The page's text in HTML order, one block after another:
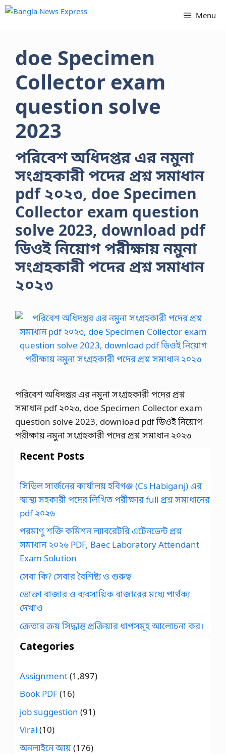
Skip
Menu
doe Specimen
Collector exam
question solve
2023
পরিবেশ অধিদপ্তর এর নমুনা
সংগ্রহকারী পদের প্রশ্ন সমাধান
pdf ২০২৩, doe Specimen
Collector exam question
solve 2023, download pdf
ডিওই নিয়োগ পরীক্ষায় নমুনা
সংগ্রহকারী পদের প্রশ্ন সমাধান
২০২৩
পরিবেশ অধিদপ্তর এর নমুনা সংগ্রহকারী পদের প্রশ্ন
সমাধান pdf ২০২৩, doe Specimen Collector exam
question solve 2023, download pdf ডিওই নিয়োগ
পরীক্ষায় নমুনা সংগ্রহকারী পদের প্রশ্ন সমাধান ২০২৩
Recent Posts
সিভিল সার্জনের কার্যালয় হবিগঞ্জ (Cs Habiganj) এর
স্বাস্থ্য সহকারী পদের লিখিত পরীক্ষার full প্রশ্ন সমাধানের
pdf ২০২৬
পরমাণু শক্তি কমিশন ল্যাবরেটরি এটেনডেন্ট প্রশ্ন
সমাধান ২০২৬ PDF, Baec Laboratory Attendant
Exam Solution
সেবা কি? সেবার বৈশিষ্ট্য ও গুরুত্ব
ভোক্তা বাজার ও ব্যবসায়িক বাজারের মধ্যে পার্থক্য
দেখাও
ক্রেতার ক্রয় সিদ্ধান্ত প্রক্রিয়ার ধাপসমূহ আলোচনা কর।
Categories
Assignment(1,897)
Book PDF(16)
job suggestion (91)
Viral (10)
অনলাইনে আয়(176)